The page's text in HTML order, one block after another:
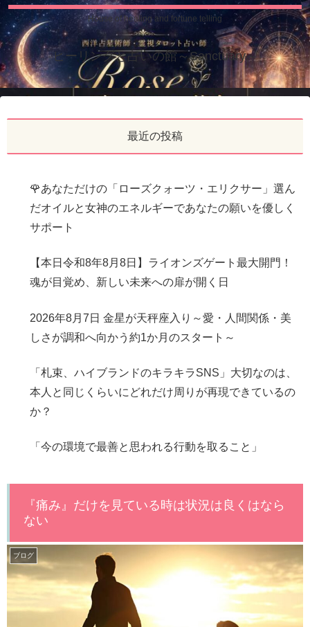
House of healing and fortune telling
ヒーリングと占いの館～Sanctuary～
最近の投稿
🌹あなただけの「ローズクォーツ・エリクサー」選ん
だオイルと女神のエネルギーであなたの願いを優しく
サポート
【本日令和8年8月8日】ライオンズゲート最大開門！
魂が目覚め、新しい未来への扉が開く日
2026年8月7日 金星が天秤座入り～愛・人間関係・美
しさが調和へ向かう約1か月のスタート～
「札束、ハイブランドのキラキラSNS」大切なのは、
本人と同じくらいにどれだけ周りが再現できているの
か？
「今の環境で最善と思われる行動を取ること」
『痛み』だけを見ている時は状況は良くはなら
ない
ブログ